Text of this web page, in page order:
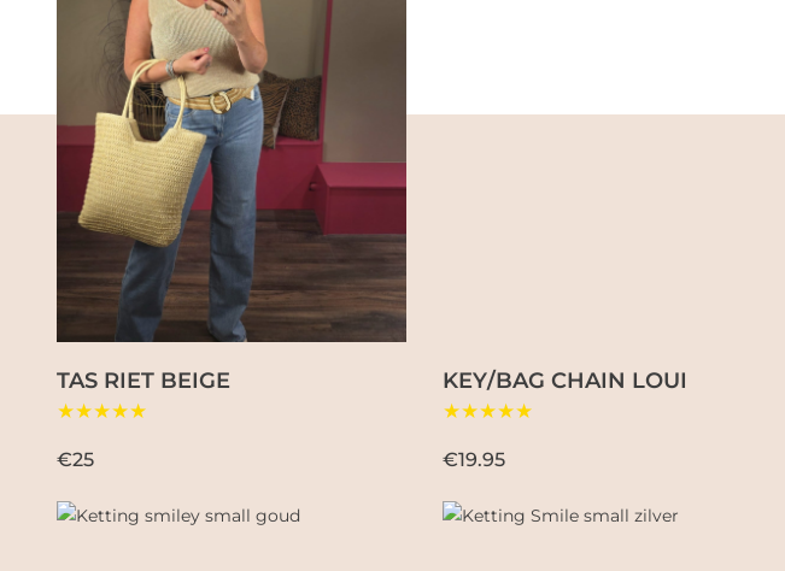
TAS RIET BEIGE
★★★★★
€25
KEY/BAG CHAIN LOUI
★★★★★
€19.95